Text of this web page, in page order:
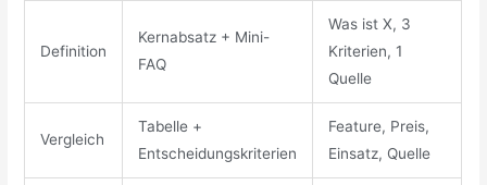
Definition
Kernabsatz + Mini-
FAQ
Was ist X, 3
Kriterien, 1
Quelle
Vergleich
Tabelle +
Entscheidungskriterien
Feature, Preis,
Einsatz, Quelle